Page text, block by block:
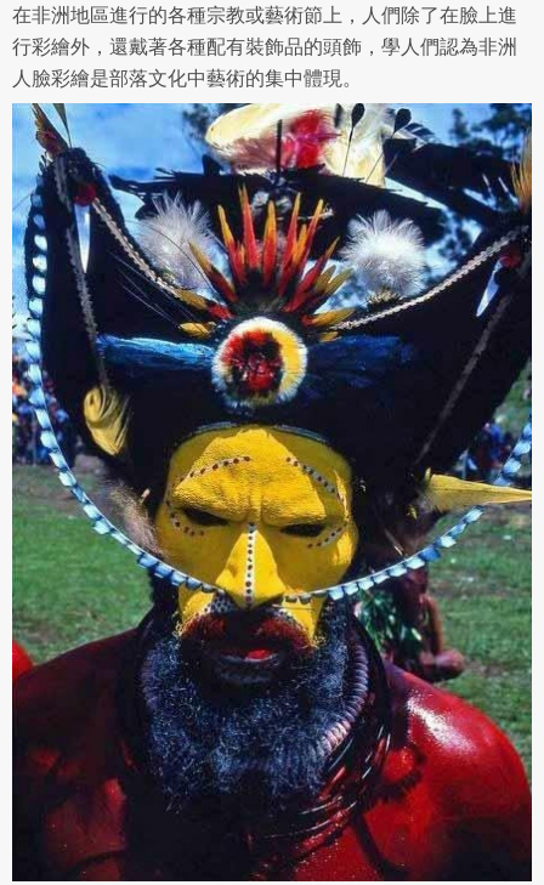
在非洲地區進行的各種宗教或藝術節上，人們除了在臉上進
行彩繪外，還戴著各種配有裝飾品的頭飾，學人們認為非洲
人臉彩繪是部落文化中藝術的集中體現。